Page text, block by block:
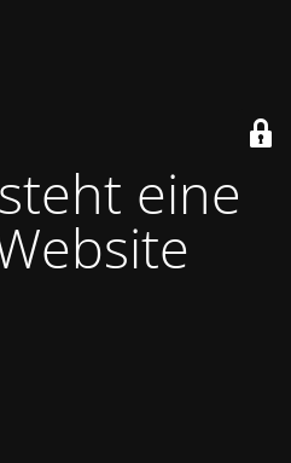
eine